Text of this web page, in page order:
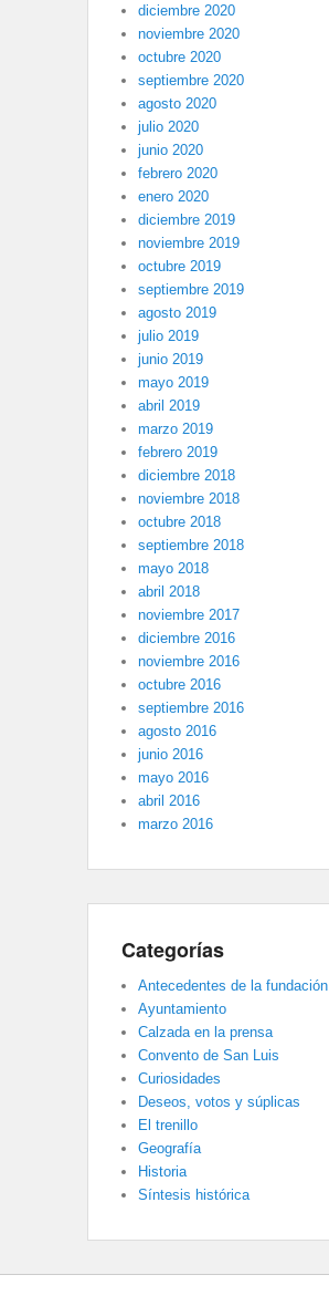
diciembre 2020
noviembre 2020
octubre 2020
septiembre 2020
agosto 2020
julio 2020
junio 2020
febrero 2020
enero 2020
diciembre 2019
noviembre 2019
octubre 2019
septiembre 2019
agosto 2019
julio 2019
junio 2019
mayo 2019
abril 2019
marzo 2019
febrero 2019
diciembre 2018
noviembre 2018
octubre 2018
septiembre 2018
mayo 2018
abril 2018
noviembre 2017
diciembre 2016
noviembre 2016
octubre 2016
septiembre 2016
agosto 2016
junio 2016
mayo 2016
abril 2016
marzo 2016
Categorías
Antecedentes de la fundación
Ayuntamiento
Calzada en la prensa
Convento de San Luis
Curiosidades
Deseos, votos y súplicas
El trenillo
Geografía
Historia
Síntesis histórica